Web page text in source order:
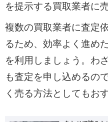
を提示する買取業者に
複数の買取業者に査定
るため、効率よく進め
を利用しましょう。わ
も査定を申し込めるの
く売る方法としてもお